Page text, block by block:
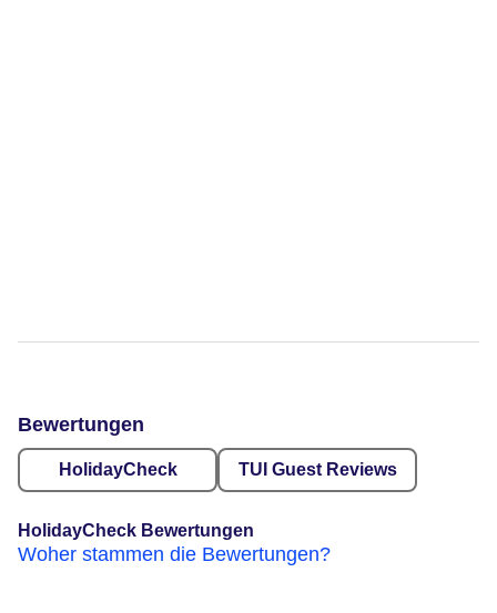
Bewertungen
HolidayCheck TUI Guest Reviews
HolidayCheck Bewertungen
Woher stammen die Bewertungen?